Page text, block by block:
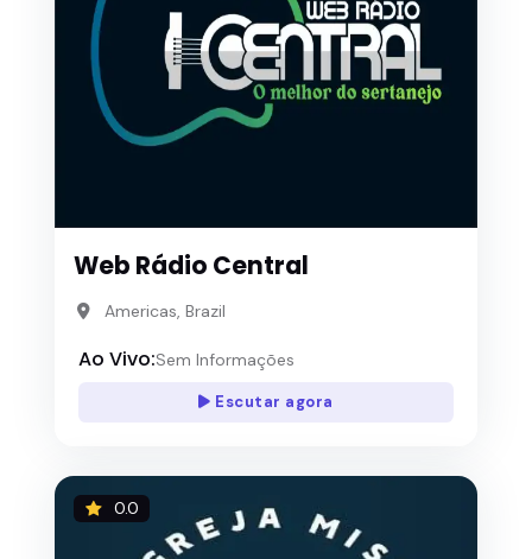
Web Rádio Central
Americas, Brazil
Ao Vivo:Sem Informações
Escutar agora
0.0